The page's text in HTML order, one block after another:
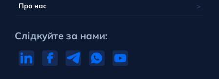
Про нас
Слідкуйте за нами: